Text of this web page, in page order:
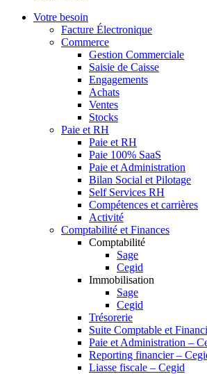
Votre besoin
Facture Électronique
Commerce
Gestion Commerciale
Saisie de Caisse
Engagements
Achats
Ventes
Stocks
Paie et RH
Paie et RH
Paie 100% SaaS
Paie et Administration
Bilan Social et Pilotage
Self Services RH
Compétences et carrières
Activité
Comptabilité et Finances
Comptabilité
Sage
Cegid
Immobilisation
Sage
Cegid
Trésorerie
Suite Comptable et
Paie et Administration –
Reporting financier –
Liasse fiscale – Cegid